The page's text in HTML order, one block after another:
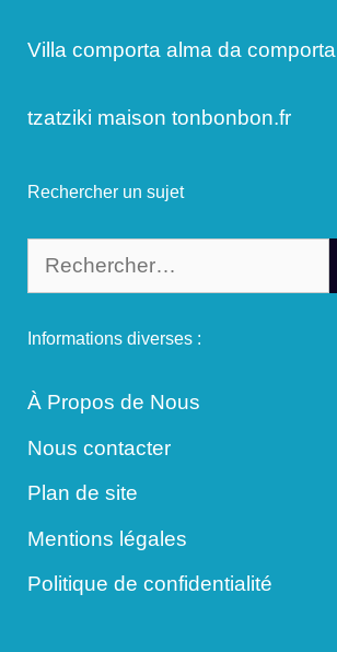
Villa comporta alma da comporta
tzatziki maison tonbonbon.fr
Rechercher un sujet
Rechercher :
Informations diverses :
À Propos de Nous
Nous contacter
Plan de site
Mentions légales
Politique de confidentialité